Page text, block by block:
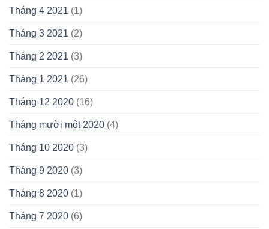
Tháng 4 2021 (1)
Tháng 3 2021 (2)
Tháng 2 2021 (3)
Tháng 1 2021 (26)
Tháng 12 2020 (16)
Tháng mười một 2020 (4)
Tháng 10 2020 (3)
Tháng 9 2020 (3)
Tháng 8 2020 (1)
Tháng 7 2020 (6)